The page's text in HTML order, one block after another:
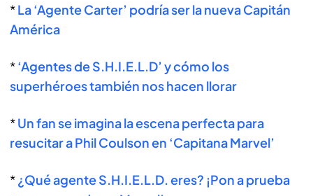
*La ‘Agente Carter’ podría ser la nueva Capitán
América
*‘Agentes de S.H.I.E.L.D’ y cómo los
superhéroes también nos hacen llorar
*Un fan se imagina la escena perfecta para
resucitar a Phil Coulson en ‘Capitana Marvel’
*¿Qué agente S.H.I.E.L.D. eres? ¡Pon a prueba